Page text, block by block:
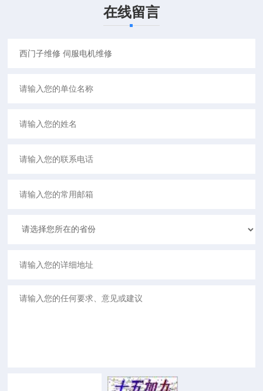
在线留言